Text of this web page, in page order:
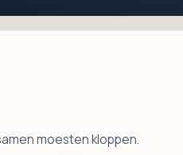
moesten kloppen.